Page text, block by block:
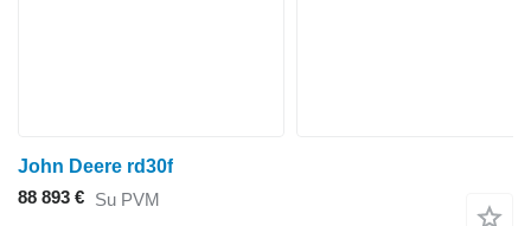
John Deere rd30f
88 893 € Su PVM